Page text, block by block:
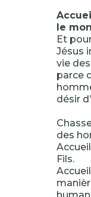
le
Et
Jésus
vie
parce
désir
des
Fils.